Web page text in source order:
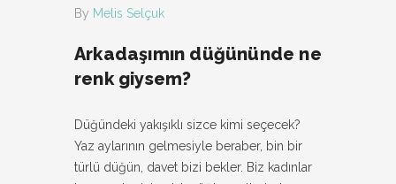
By Melis Selçuk
Arkadaşımın düğününde ne
renk giysem?
Düğündeki yakışıklı sizce kimi seçecek?
Yaz aylarının gelmesiyle beraber, bin bir
türlü düğün, davet bizi bekler. Biz kadınlar